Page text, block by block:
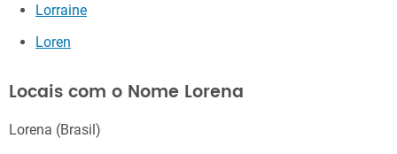
Lorraine
Loren
Locais com o Nome Lorena
Lorena (Brasil)